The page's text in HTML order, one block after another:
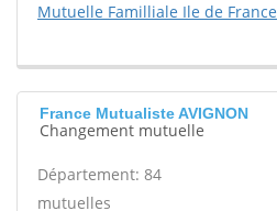
Mutuelle Familliale Ile de France
France Mutualiste AVIGNON
Changement mutuelle
Département: 84
mutuelles